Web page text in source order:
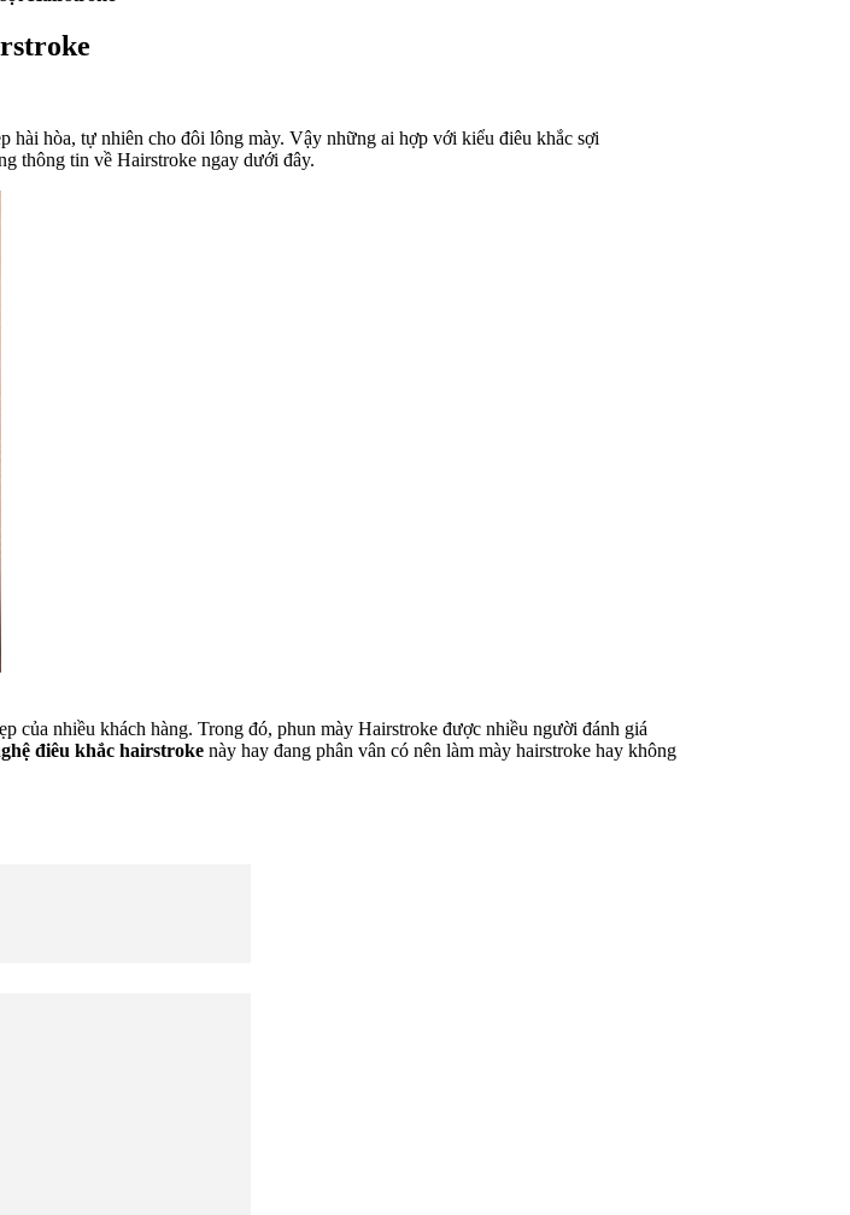
hài hòa, tự nhiên cho đôi lông mày. Vậy những ai hợp với kiểu điêu khắc sợi
thông tin về Hairstroke ngay dưới đây.
của nhiều khách hàng. Trong đó, phun mày Hairstroke được nhiều người đánh giá
điêu khắc hairstroke này hay đang phân vân có nên làm mày hairstroke hay không